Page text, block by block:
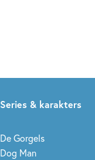
Series & karakters
De Gorgels
Dog Man